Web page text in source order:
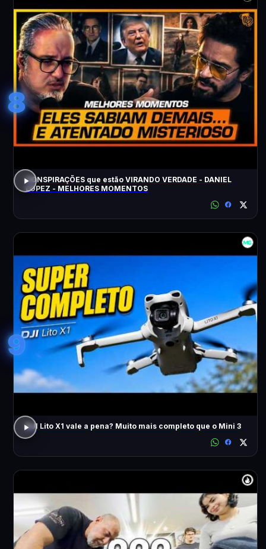
8
CONSPIRAÇÕES que estão VIRANDO VERDADE - DANIEL
LOPEZ - MELHORES MOMENTOS
9
DJI Lito X1 vale a pena? Muito mais completo que o Mini 3